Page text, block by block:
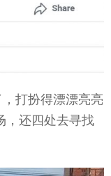
打扮得漂漂亮亮
，还四处去寻找